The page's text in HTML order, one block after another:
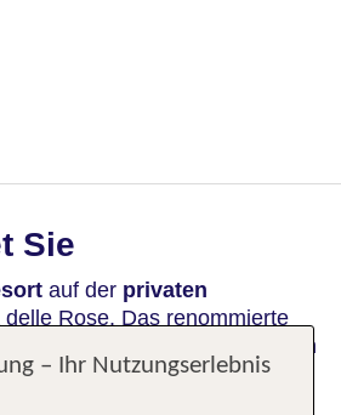
Sie
auf der privaten
delle Rose. Das renommierte
Thun & Partners hat inmitten
Anlage eine Oase des
– Ihr Nutzungserlebnis